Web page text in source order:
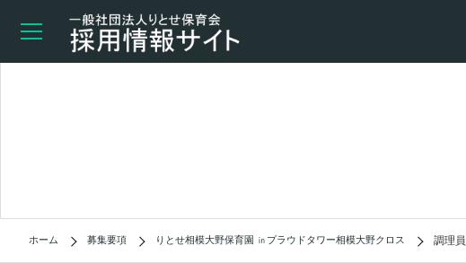
ホーム 募集要項 りとせ相模大野保育園 ㏌プラウドタワー相模大野クロス 調理